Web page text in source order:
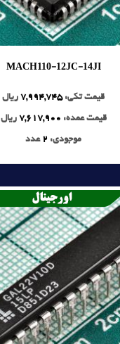
MACH110-12JC-14JI
قیمت تکی:7,994,745 ریال
قیمت عمده: 7,617,900 ریال
موجودی: 2 عدد